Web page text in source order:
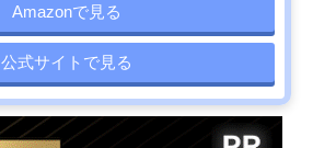
Amazonで見る
公式サイトで見る